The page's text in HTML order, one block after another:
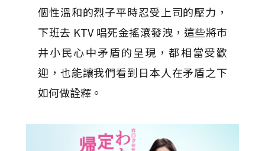
個性溫和的烈子平時忍受上司的壓力，
下班去 KTV 唱死金搖滾發洩，這些將市
井小民心中矛盾的呈現，都相當受歡
迎，也能讓我們看到日本人在矛盾之下
如何做詮釋。